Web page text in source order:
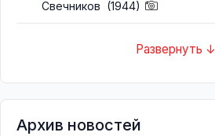
Свечников (1944)
Развернуть ↓
Архив новостей